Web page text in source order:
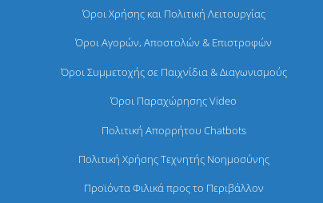
Όροι Χρήσης και Πολιτική Λειτουργίας
Όροι Αγορών, Αποστολών & Επιστροφών
Όροι Συμμετοχής σε Παιχνίδια & Διαγωνισμούς
Όροι Παραχώρησης Video
Πολιτική Απορρήτου Chatbots
Πολιτική Χρήσης Τεχνητής Νοημοσύνης
Προϊόντα Φιλικά προς το Περιβάλλον